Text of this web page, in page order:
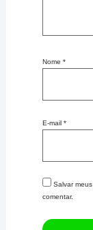
Nome *
E-mail *
Salvar
comentar.